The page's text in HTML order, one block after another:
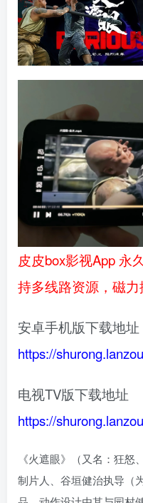
皮皮box影视App 永
持多线路资源，磁力
安卓手机版下载地址
https://
电视TV版下载地址
https://
《火遮眼》（又名：狂怒
制片人、谷垣健治执导（